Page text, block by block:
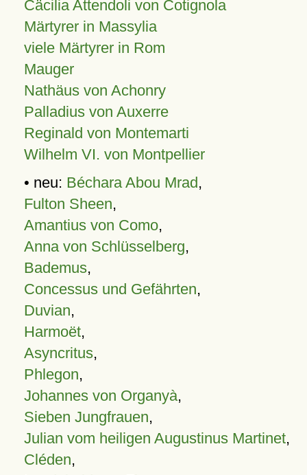
Cäcilia Attendoli von Cotignola
Märtyrer in Massylia
viele Märtyrer in Rom
Mauger
Nathäus von Achonry
Palladius von Auxerre
Reginald von Montemarti
Wilhelm VI. von Montpellier
• neu: Béchara Abou Mrad,
Fulton Sheen,
Amantius von Como,
Anna von Schlüsselberg,
Bademus,
Concessus und Gefährten,
Duvian,
Harmoët,
Asyncritus,
Phlegon,
Johannes von Organyà,
Sieben Jungfrauen,
Julian vom heiligen Augustinus Martinet,
Cléden,